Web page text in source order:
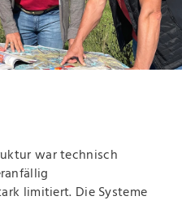
war technisch
limitiert. Die Systeme